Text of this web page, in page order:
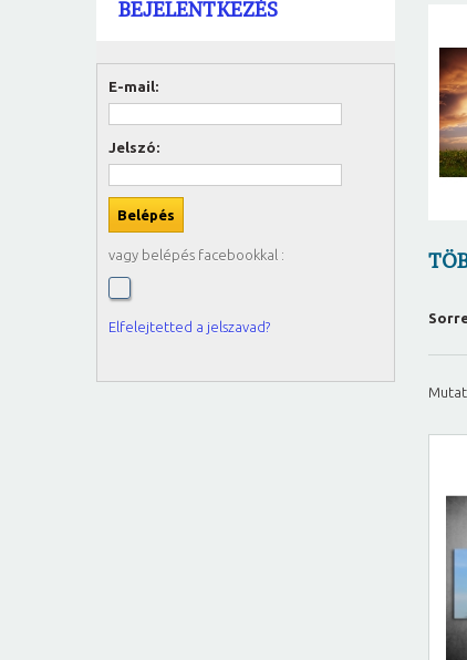
BEJELENTKEZÉS
E-mail:
Jelszó:
vagy belépés facebookkal :
Elfelejtetted a jelszavad?